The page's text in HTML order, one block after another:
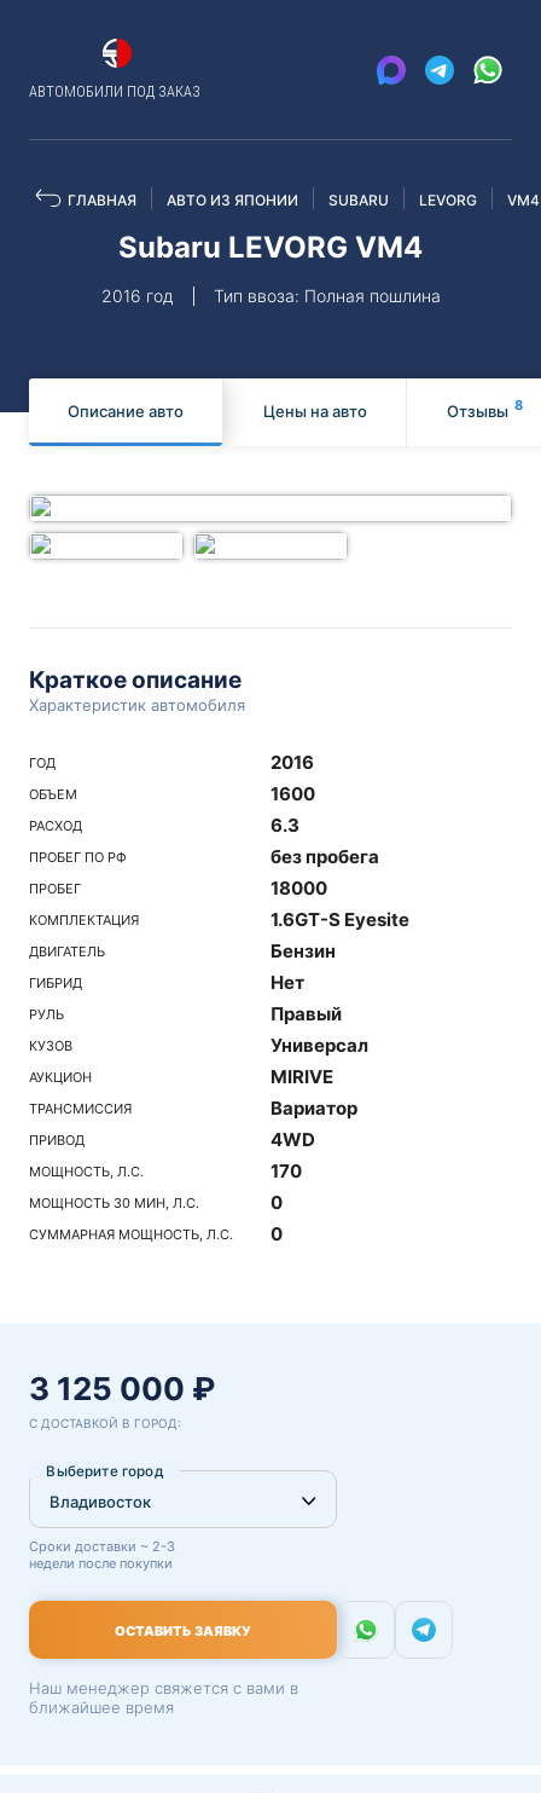
АВТОМОБИЛИ ПОД ЗАКАЗ
ГЛАВНАЯ АВТО ИЗ ЯПОНИИ SUBARU LEVORG VM4
Subaru LEVORG VM4
2016 год Тип ввоза: Полная пошлина
Описание авто Цены на авто Отзывы 8
Краткое описание
Характеристик автомобиля
ГОД 2016
ОБЪЕМ 1600
РАСХОД 6.3
ПРОБЕГ ПО РФ без пробега
ПРОБЕГ 18000
КОМПЛЕКТАЦИЯ 1.6GT-S Eyesite
ДВИГАТЕЛЬ Бензин
ГИБРИД Нет
РУЛЬ Правый
КУЗОВ Универсал
АУКЦИОН MIRIVE
ТРАНСМИССИЯ Вариатор
ПРИВОД 4WD
МОЩНОСТЬ, Л.С. 170
МОЩНОСТЬ 30 МИН, Л.С. 0
СУММАРНАЯ МОЩНОСТЬ, Л.С. 0
3 125 000 ₽
С ДОСТАВКОЙ В ГОРОД:
Выберите город
Сроки доставки ~ 2-3
недели после покупки
ОСТАВИТЬ ЗАЯВКУ
Наш менеджер свяжется с вами в
ближайшее время